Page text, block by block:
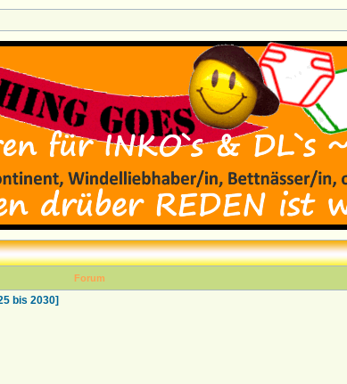
Forum
bis 2030]